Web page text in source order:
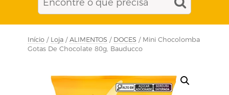
Início / Loja / ALIMENTOS / DOCES / Mini Chocolomba
Gotas De Chocolate 80g, Bauducco